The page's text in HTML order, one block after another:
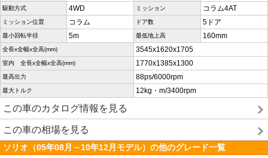
駆動方式 4WD ミッション コラム4AT
ミッション位置 コラム ドア数 5ドア
最小回転半径 5m 最低地上高 160mm
全長x全幅x全高(mm) 3545x1620x1705
室内 全長x全幅x全高(mm) 1770x1385x1300
最高出力 88ps/6000rpm
最大トルク 12kg・m/3400rpm
この車のカタログ情報を見る
この車の相場を見る
ソリオ（05年08月～10年12月モデル）の他のグレード一覧